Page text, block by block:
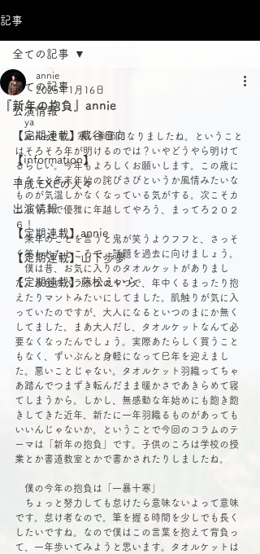
記事
全ての記事
公演情報
【定期連載】蔵谷日向
【information】
平成.EXEの人々
出演情報
【定期連載】annie
【定期連載】山下歩夢
【定期連載】藤松えいら
全ての記事
『新年の抱負』annie
annie
2025年1月16日
ya
annieです。寒い季節になりましたね。ということ
はそろそろ年が明けるのでは？いやどうやら明けて
るらしい。今年もよろしくお願いします。この歳に
もなると年末年始の詫びさびというか風情みたいな
ものが気温しかなくなっている気がする。次こそカ
ニしゃぶで優雅に年越してやろう、まってろ２０２
６！
来年のことを言うと鬼が笑うよウフフと、さっそ
く笑われたところで、話題を過去に向けましょう。
僕は昔、お気に入りのタオルケットがありまし
た。水色のペラペラのやつで、年中くるまったり抱
えたりマントみたいにしてました。肌触りが気に入
っていたのですが、大人になるといつのまにか無く
してました。まあ大人だし、タオルケットなんて必
要なくなったんでしょう。実際あたらしく買うこと
もなく、ずいぶんと身軽になって巳年を迎えまし
た。悪いことじゃない。タオルケット羽織ってちゃ
あ踏んでつまずき転んだまま暖かさであきらめて寝
てしまうから。しかし、無感動な年始めにも飽き飽
きしてきた近年、新たに一年羽織るものがあっても
いいんじゃないか。ということで今回のコラムのテ
ーマは「新年の抱負」です。子供のころは学校の授
業とか書道教室とかで書かされたりしましたね。
僕の今年の抱負は「一暴十寒」
ちょっと努力しても怠けたら意味ないよって意味
です。怠け者なので。筆を握る時間を少しでも長く
したいですね。なので僕はこの言葉を抱えて背負っ
て、一年歩いてみようと思います。タオルケットは